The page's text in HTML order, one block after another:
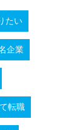
たい
企業
転職